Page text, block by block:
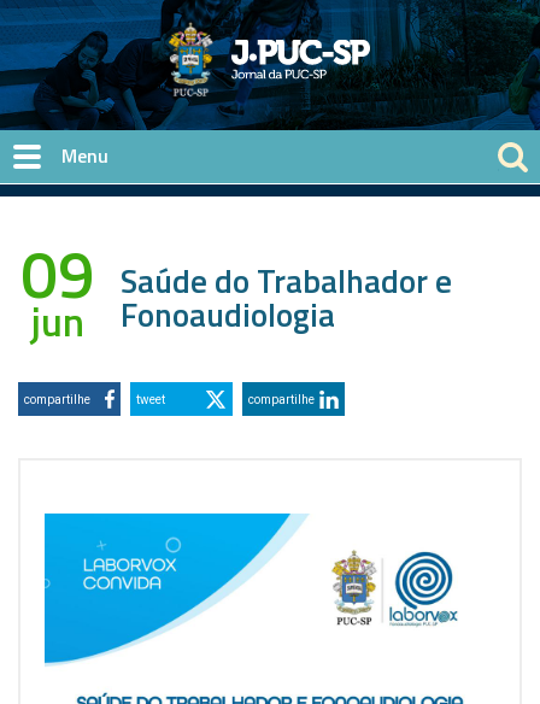
Pular para o conteúdo principal
09
jun
Saúde do Trabalhador e
Fonoaudiologia
compartilhe tweet compartilhe